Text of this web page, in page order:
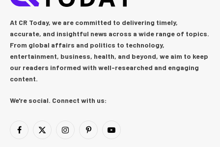
At CR Today, we are committed to delivering timely,
accurate, and insightful news across a wide range of topics.
From global affairs and politics to technology,
entertainment, business, health, and beyond, we aim to keep
our readers informed with well-researched and engaging
content.
We're social. Connect with us:
Facebook
X
InstagramPinterestYouTube